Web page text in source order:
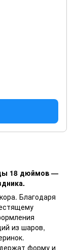
18 дюймов —
Благодаря
из шаров,
форму и